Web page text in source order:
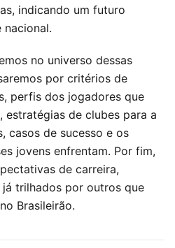
indicando um futuro
no universo dessas
por critérios de
perfis dos jogadores que
estratégias de clubes para a
casos de sucesso e os
jovens enfrentam. Por fim,
de carreira,
já trilhados por outros que
Brasileirão.